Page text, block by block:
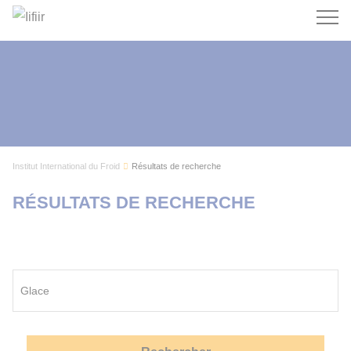
Institut International du Froid Résultats de recherche
RÉSULTATS DE RECHERCHE